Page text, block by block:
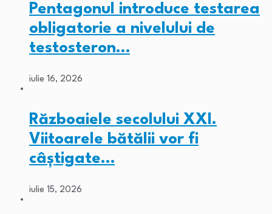
Pentagonul introduce testarea
obligatorie a nivelului de
testosteron…
iulie 16, 2026
Războaiele secolului XXI.
Viitoarele bătălii vor fi
câștigate…
iulie 15, 2026